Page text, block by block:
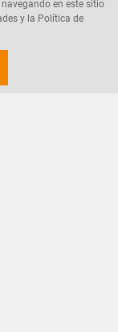
en este sitio
y la Política de